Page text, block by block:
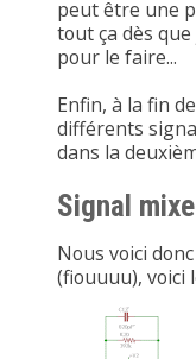
peut être une
tout ça dès
pour le faire...
Enfin, à la fin
différents
dans la
Signal
Nous voici
(fiouuuu), voici